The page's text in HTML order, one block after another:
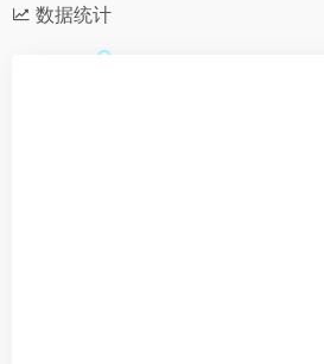
数据统计